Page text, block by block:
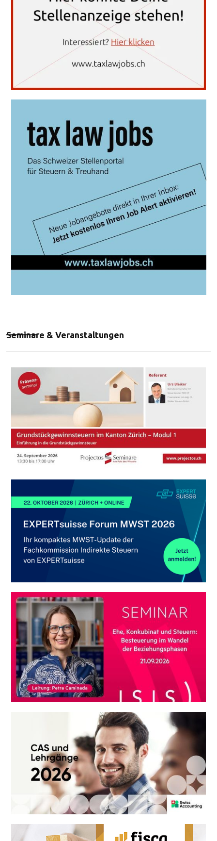
Seminare & Veranstaltungen